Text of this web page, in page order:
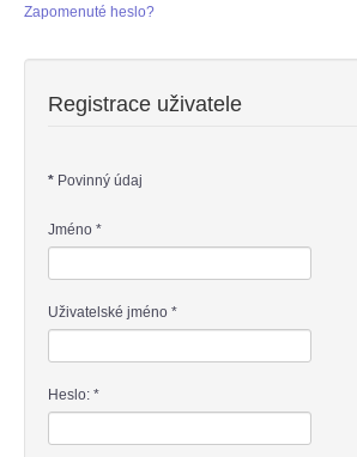
Zapomenuté heslo?
Registrace uživatele
* Povinný údaj
Jméno *
Uživatelské jméno *
Heslo: *